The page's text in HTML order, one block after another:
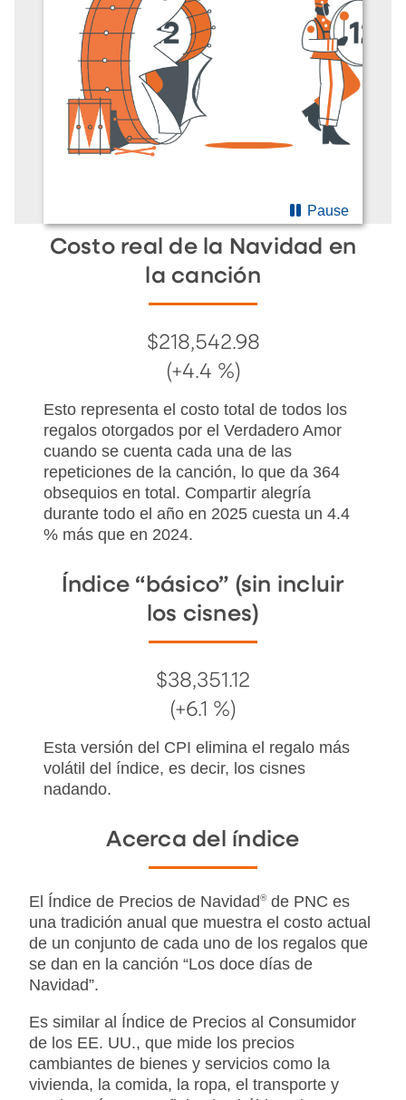
Pause
Costo real de la Navidad en
la canción
$218,542.98
(+4.4 %)
Esto representa el costo total de todos los
regalos otorgados por el Verdadero Amor
cuando se cuenta cada una de las
repeticiones de la canción, lo que da 364
obsequios en total. Compartir alegría
durante todo el año en 2025 cuesta un 4.4
% más que en 2024.
Índice “básico” (sin incluir
los cisnes)
$38,351.12
(+6.1 %)
Esta versión del CPI elimina el regalo más
volátil del índice, es decir, los cisnes
nadando.
Acerca del índice
El Índice de Precios de Navidad®de PNC es
una tradición anual que muestra el costo actual
de un conjunto de cada uno de los regalos que
se dan en la canción “Los doce días de
Navidad”.
Es similar al Índice de Precios al Consumidor
de los EE. UU., que mide los precios
cambiantes de bienes y servicios como la
vivienda, la comida, la ropa, el transporte y